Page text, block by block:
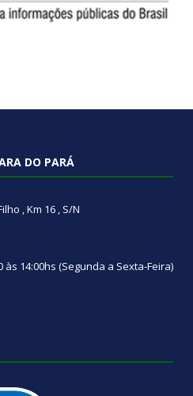
DO PARÁ
, Km 16 , S/N
14:00hs (Segunda a Sexta-Feira)